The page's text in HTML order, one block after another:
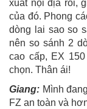
xuất nội địa rồi,
của đó. Phong
dòng lai sao so
nên so sánh 2
cao cấp, EX
chọn. Thân ái!
Giang: Mình
FZ an toàn và